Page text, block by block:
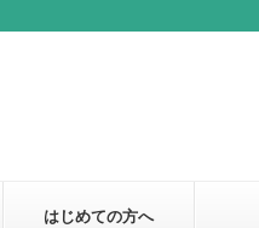
はじめての方へ